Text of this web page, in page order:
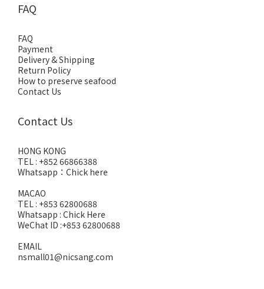
FAQ
FAQ
Payment
Delivery & Shipping
Return Policy
How to preserve seafood
Contact Us
Contact Us
HONG KONG
TEL : +852 66866388
Whatsapp： Chick here
MACAO
TEL : +853 62800688
Whatsapp : Chick Here
WeChat ID :+853 62800688
EMAIL
nsmall01@nicsang.com